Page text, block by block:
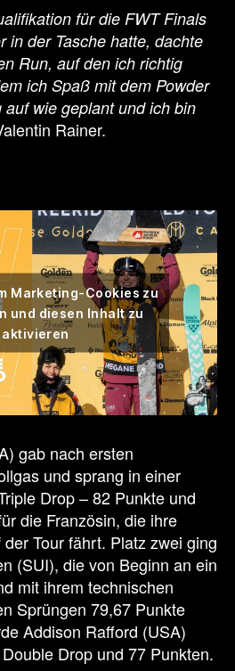
für die FWT Finals
in der Tasche hatte, dachte
Run, auf den ich richtig
ich Spaß mit dem Powder
wie geplant und ich bin
Rainer.
Marketing-Cookies zu
und diesen Inhalt zu
aktivieren
gab nach ersten
und sprang in einer
Drop – 82 Punkte und
die Französin, die ihre
Tour fährt. Platz zwei ging
(SUI), die von Beginn an ein
mit ihrem technischen
Sprüngen 79,67 Punkte
Addison Rafford (USA)
Drop und 77 Punkten.